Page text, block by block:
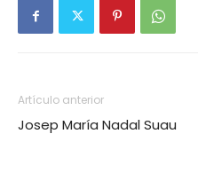
Artículo anterior
Josep María Nadal Suau